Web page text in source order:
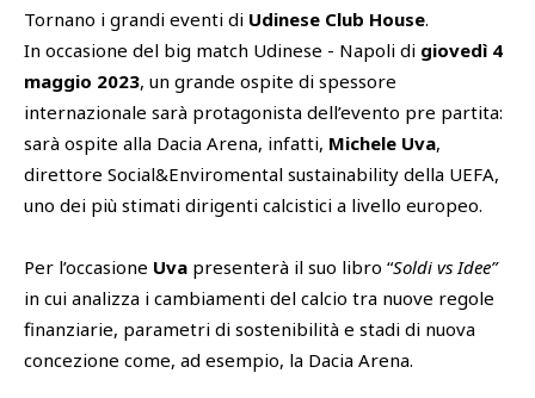
Tornano i grandi eventi di Udinese Club House.
In occasione del big match Udinese - Napoli di giovedì 4
maggio 2023, un grande ospite di spessore
internazionale sarà protagonista dell’evento pre partita:
sarà ospite alla Dacia Arena, infatti, Michele Uva,
direttore Social&Enviromental sustainability della UEFA,
uno dei più stimati dirigenti calcistici a livello europeo.
Per l’occasione Uva presenterà il suo libro “Soldi vs Idee”
in cui analizza i cambiamenti del calcio tra nuove regole
finanziarie, parametri di sostenibilità e stadi di nuova
concezione come, ad esempio, la Dacia Arena.